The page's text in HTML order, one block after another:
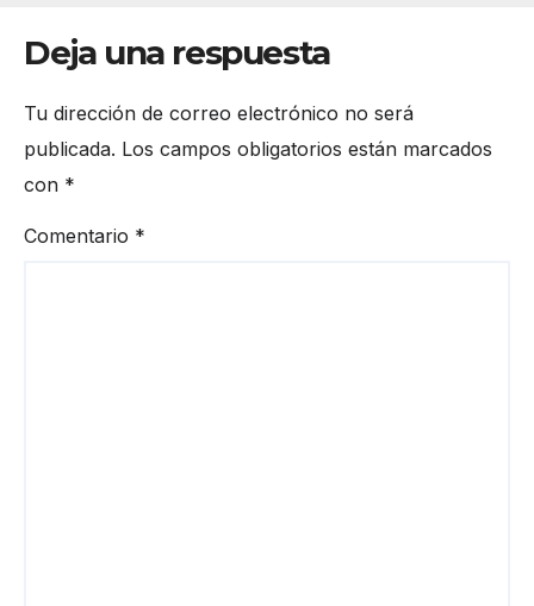
Deja una respuesta
Tu dirección de correo electrónico no será
publicada. Los campos obligatorios están marcados
con *
Comentario *